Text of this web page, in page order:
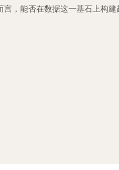
，能否在数据这一基石上构